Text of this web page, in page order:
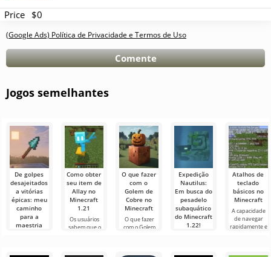
Price $0
(Google Ads) Política de Privacidade e Termos de Uso
Comente
Jogos semelhantes
De golpes
desajeitados
a vitórias
épicas: meu
caminho
para a
maestria
Como obter
seu item de
Allay no
Minecraft
1.21
Os usuários
sabem que o
O que fazer
com o
Golem de
Cobre no
Minecraft
O que fazer
com o Golem
Expedição
Nautilus:
Em busca do
pesadelo
subaquático
do Minecraft
1.22!
Atalhos de
teclado
básicos no
Minecraft
A capacidade
de navegar
rapidamente e